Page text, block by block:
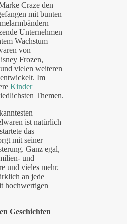
Craze den
mit bunten
Unternehmen
Wachstum
von
Frozen,
vielen weiteren
Im
Kinder
Themen.
ist natürlich
das
mit seiner
Ganz egal,
und
und vieles mehr.
an jede
hochwertigen
Geschichten